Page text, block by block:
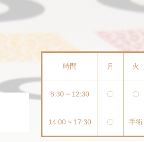
時間 月 火
8:30 ~ 12:30 〇 〇
14:00 ~ 17:30 〇 手術